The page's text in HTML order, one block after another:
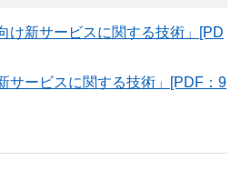
け新サービスに関する技術」[PD
サービスに関する技術」[PDF：9